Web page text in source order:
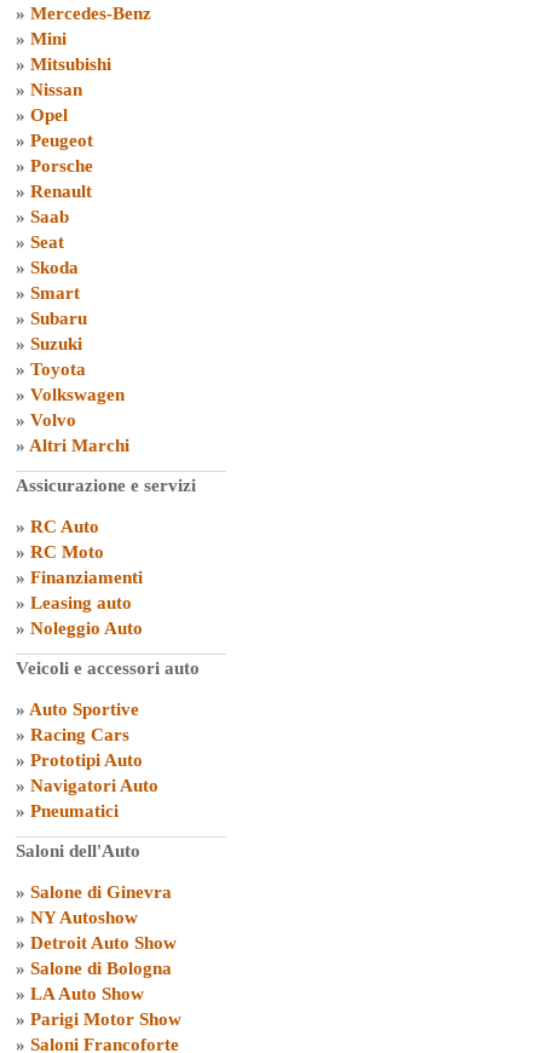
» Mercedes-Benz
» Mini
» Mitsubishi
» Nissan
» Opel
» Peugeot
» Porsche
» Renault
» Saab
» Seat
» Skoda
» Smart
» Subaru
» Suzuki
» Toyota
» Volkswagen
» Volvo
» Altri Marchi
Assicurazione e servizi
» RC Auto
» RC Moto
» Finanziamenti
» Leasing auto
» Noleggio Auto
Veicoli e accessori auto
» Auto Sportive
» Racing Cars
» Prototipi Auto
» Navigatori Auto
» Pneumatici
Saloni dell'Auto
» Salone di Ginevra
» NY Autoshow
» Detroit Auto Show
» Salone di Bologna
» LA Auto Show
» Parigi Motor Show
» Saloni Francoforte